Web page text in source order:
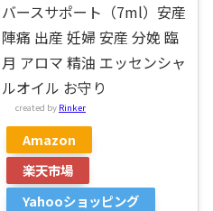
バースサポート（7ml）安産
陣痛 出産 妊婦 安産 分娩 臨
月 アロマ 精油 エッセンシャ
ルオイル お守り
created by Rinker
Amazon
楽天市場
Yahooショッピング